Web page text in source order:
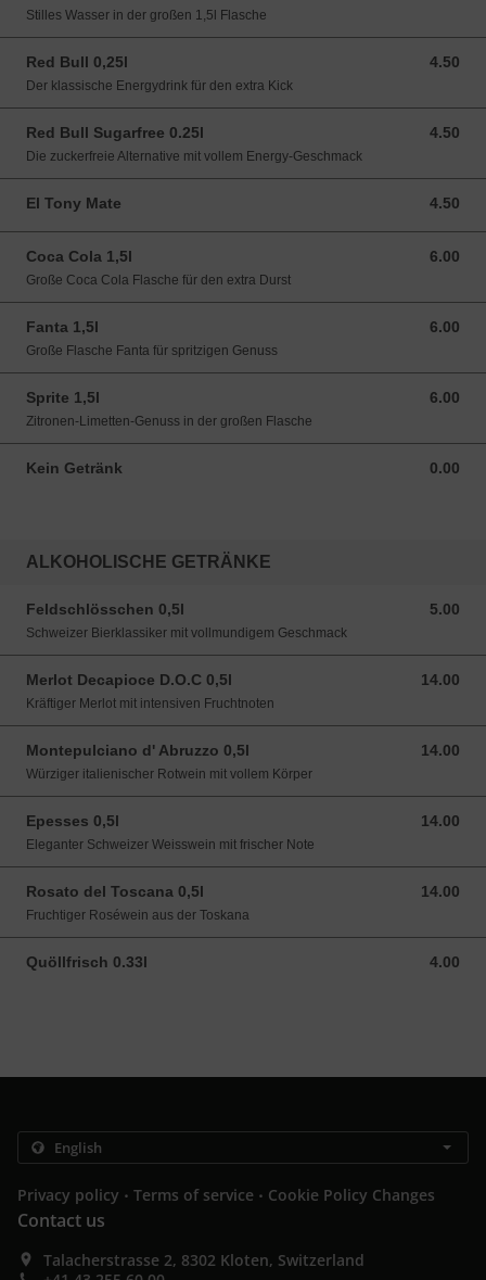
Stilles Wasser in der großen 1,5l Flasche
Red Bull 0,25l 4.50
4.50 CHF
Der klassische Energydrink für den extra Kick
Red Bull Sugarfree 0.25l 4.50
4.50 CHF
Die zuckerfreie Alternative mit vollem Energy-Geschmack
El Tony Mate 4.50
4.50 CHF
Coca Cola 1,5l 6.00
6.00 CHF
Große Coca Cola Flasche für den extra Durst
Fanta 1,5l 6.00
6.00 CHF
Große Flasche Fanta für spritzigen Genuss
Sprite 1,5l 6.00
6.00 CHF
Zitronen-Limetten-Genuss in der großen Flasche
Kein Getränk 0.00
0.00 CHF
ALKOHOLISCHE GETRÄNKE
Feldschlösschen 0,5l 5.00
5.00 CHF
Schweizer Bierklassiker mit vollmundigem Geschmack
Merlot Decapioce D.O.C 0,5l 14.00
14.00 CHF
Kräftiger Merlot mit intensiven Fruchtnoten
Montepulciano d' Abruzzo 0,5l 14.00
14.00 CHF
Würziger italienischer Rotwein mit vollem Körper
Epesses 0,5l 14.00
14.00 CHF
Eleganter Schweizer Weisswein mit frischer Note
Rosato del Toscana 0,5l 14.00
14.00 CHF
Fruchtiger Roséwein aus der Toskana
Quöllfrisch 0.33l 4.00
4.00 CHF
Privacy policy . Terms of service . Cookie Policy Changes
Contact us
Talacherstrasse 2, 8302 Kloten, Switzerland